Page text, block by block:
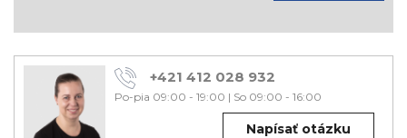
+421 412 028 932
Po-pia 09:00 - 19:00 | So 09:00 - 16:00
Napísať otázku